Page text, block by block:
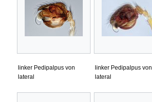
linker Pedipalpus von
lateral
linker Pedipalpus von
lateral